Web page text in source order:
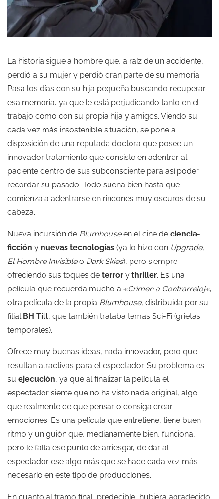
La historia sigue a hombre que, a raíz de un accidente,
perdió a su mujer y perdió gran parte de su memoria.
Pasa los días con su hija pequeña buscando recuperar
esa memoria, ya que le está perjudicando tanto en el
trabajo como con su propia hija y amigos. Viendo su
cada vez más insostenible situación, se pone a
disposición de una reputada doctora que posee un
innovador tratamiento que consiste en adentrar al
paciente dentro de sus subconsciente para así poder
recordar su pasado. Todo suena bien hasta que
comienza a adentrarse en rincones muy oscuros de su
cabeza.
Nueva incursión de Blumhouseen el cine de ciencia-
ficción y nuevas tecnologías (ya lo hizo con Upgrade,
El Hombre Invisibleo Dark Skies), pero siempre
ofreciendo sus toques de terror y thriller. Es una
película que recuerda mucho a «Crimen a Contrarreloj«,
otra película de la propia Blumhouse, distribuida por su
filial BH Tilt, que también trataba temas Sci-Fi (grietas
temporales).
Ofrece muy buenas ideas, nada innovador, pero que
resultan atractivas para el espectador. Su problema es
su ejecución, ya que al finalizar la película el
espectador siente que no ha visto nada original, algo
que realmente de que pensar o consiga crear
emociones. Es una película que entretiene, tiene buen
ritmo y un guión que, medianamente bien, funciona,
pero le falta ese punto de arriesgar, de dar al
espectador ese algo más que se hace cada vez más
necesario en este tipo de producciones.
En cuanto al tramo final, predecible, hubiera agradecido